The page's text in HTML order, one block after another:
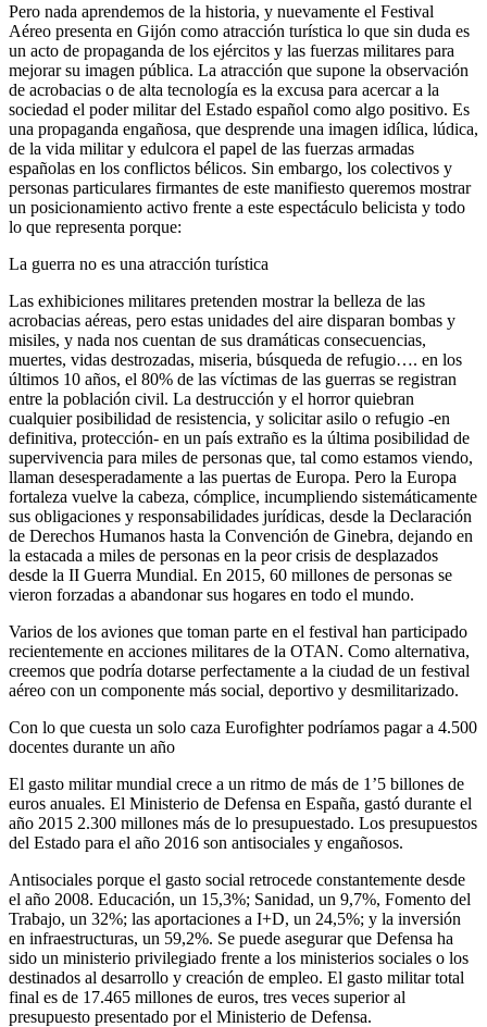
Pero nada aprendemos de la historia, y nuevamente el Festival
Aéreo presenta en Gijón como atracción turística lo que sin duda es
un acto de propaganda de los ejércitos y las fuerzas militares para
mejorar su imagen pública. La atracción que supone la observación
de acrobacias o de alta tecnología es la excusa para acercar a la
sociedad el poder militar del Estado español como algo positivo. Es
una propaganda engañosa, que desprende una imagen idílica, lúdica,
de la vida militar y edulcora el papel de las fuerzas armadas
españolas en los conflictos bélicos. Sin embargo, los colectivos y
personas particulares firmantes de este manifiesto queremos mostrar
un posicionamiento activo frente a este espectáculo belicista y todo
lo que representa porque:
La guerra no es una atracción turística
Las exhibiciones militares pretenden mostrar la belleza de las
acrobacias aéreas, pero estas unidades del aire disparan bombas y
misiles, y nada nos cuentan de sus dramáticas consecuencias,
muertes, vidas destrozadas, miseria, búsqueda de refugio…. en los
últimos 10 años, el 80% de las víctimas de las guerras se registran
entre la población civil. La destrucción y el horror quiebran
cualquier posibilidad de resistencia, y solicitar asilo o refugio -en
definitiva, protección- en un país extraño es la última posibilidad de
supervivencia para miles de personas que, tal como estamos viendo,
llaman desesperadamente a las puertas de Europa. Pero la Europa
fortaleza vuelve la cabeza, cómplice, incumpliendo sistemáticamente
sus obligaciones y responsabilidades jurídicas, desde la Declaración
de Derechos Humanos hasta la Convención de Ginebra, dejando en
la estacada a miles de personas en la peor crisis de desplazados
desde la II Guerra Mundial. En 2015, 60 millones de personas se
vieron forzadas a abandonar sus hogares en todo el mundo.
Varios de los aviones que toman parte en el festival han participado
recientemente en acciones militares de la OTAN. Como alternativa,
creemos que podría dotarse perfectamente a la ciudad de un festival
aéreo con un componente más social, deportivo y desmilitarizado.
Con lo que cuesta un solo caza Eurofighter podríamos pagar a 4.500
docentes durante un año
El gasto militar mundial crece a un ritmo de más de 1’5 billones de
euros anuales. El Ministerio de Defensa en España, gastó durante el
año 2015 2.300 millones más de lo presupuestado. Los presupuestos
del Estado para el año 2016 son antisociales y engañosos.
Antisociales porque el gasto social retrocede constantemente desde
el año 2008. Educación, un 15,3%; Sanidad, un 9,7%, Fomento del
Trabajo, un 32%; las aportaciones a I+D, un 24,5%; y la inversión
en infraestructuras, un 59,2%. Se puede asegurar que Defensa ha
sido un ministerio privilegiado frente a los ministerios sociales o los
destinados al desarrollo y creación de empleo. El gasto militar total
final es de 17.465 millones de euros, tres veces superior al
presupuesto presentado por el Ministerio de Defensa.